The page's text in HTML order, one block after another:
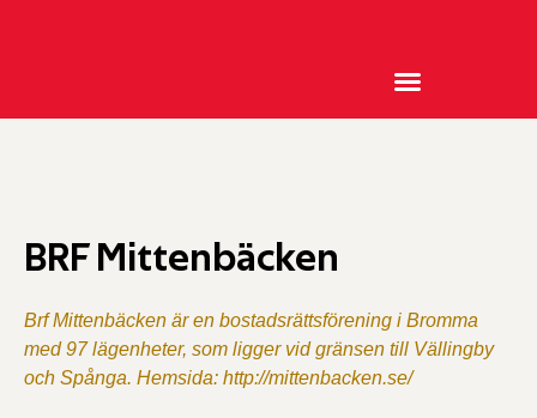
BRF Mittenbäcken
Brf Mittenbäcken är en bostadsrättsförening i Bromma
med 97 lägenheter, som ligger vid gränsen till Vällingby
och Spånga. Hemsida: http://mittenbacken.se/